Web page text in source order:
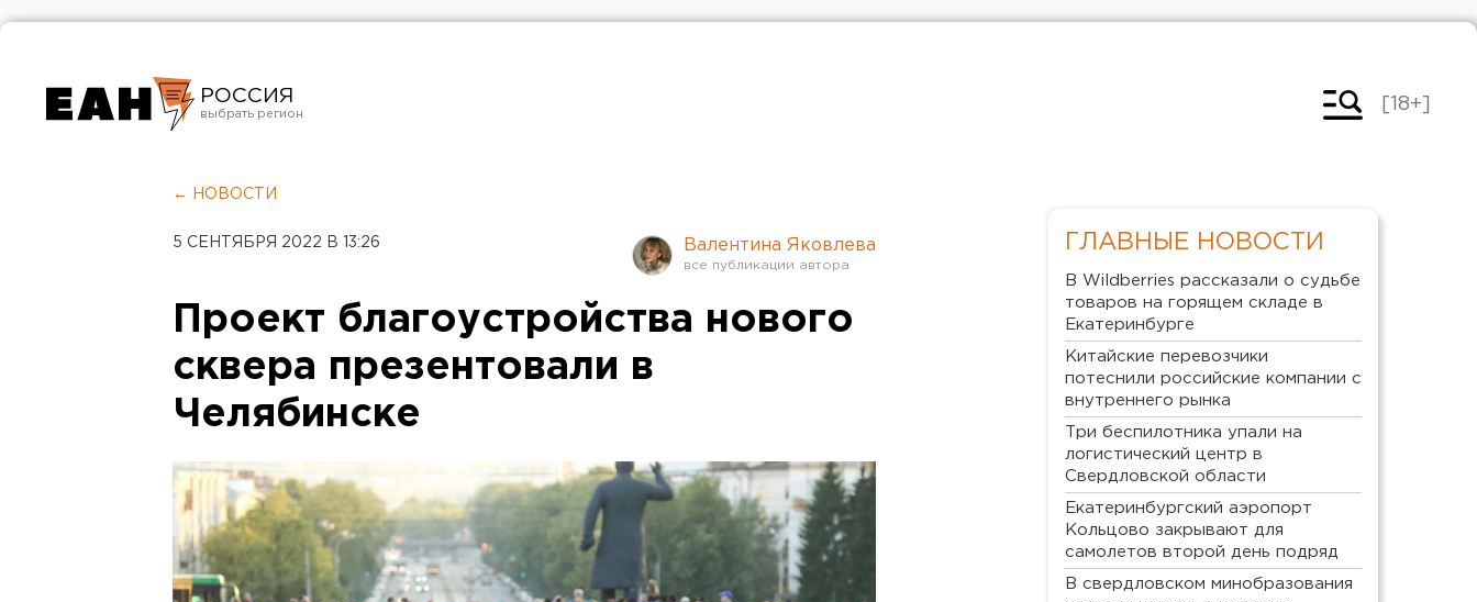
РОССИЯ
Челябинск
[18+]
← НОВОСТИ
5 СЕНТЯБРЯ 2022 В 13:26 Валентина Яковлева
Проект благоустройства нового
сквера презентовали в
Челябинске
ГЛАВНЫЕ НОВОСТИ
В Wildberries рассказали о судьбе
товаров на горящем складе в
Екатеринбурге
Китайские перевозчики
потеснили российские компании с
внутреннего рынка
Три беспилотника упали на
логистический центр в
Свердловской области
Екатеринбургский аэропорт
Кольцово закрывают для
самолетов второй день подряд
В свердловском минобразования